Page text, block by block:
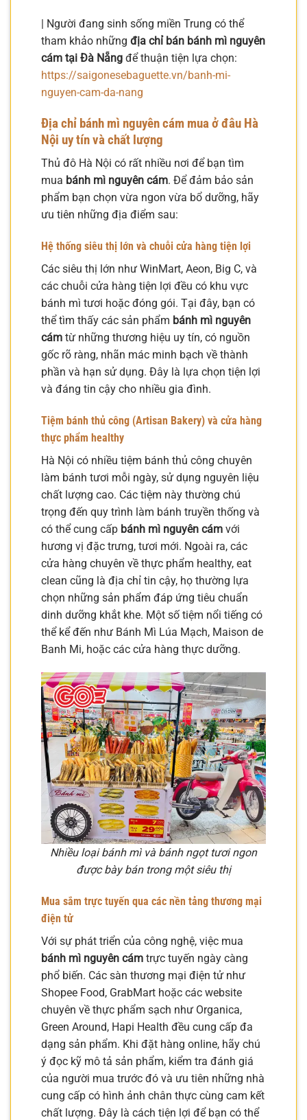
| Người đang sinh sống miền Trung có thể
tham khảo những địa chỉ bán bánh mì nguyên
cám tại Đà Nẵng để thuận tiện lựa chọn:
https://saigonesebaguette.vn/banh-mi-
nguyen-cam-da-nang
Địa chỉ bánh mì nguyên cám mua ở đâu Hà
Nội uy tín và chất lượng
Thủ đô Hà Nội có rất nhiều nơi để bạn tìm
mua bánh mì nguyên cám. Để đảm bảo sản
phẩm bạn chọn vừa ngon vừa bổ dưỡng, hãy
ưu tiên những địa điểm sau:
Hệ thống siêu thị lớn và chuỗi cửa hàng tiện lợi
Các siêu thị lớn như WinMart, Aeon, Big C, và
các chuỗi cửa hàng tiện lợi đều có khu vực
bánh mì tươi hoặc đóng gói. Tại đây, bạn có
thể tìm thấy các sản phẩm bánh mì nguyên
cám từ những thương hiệu uy tín, có nguồn
gốc rõ ràng, nhãn mác minh bạch về thành
phần và hạn sử dụng. Đây là lựa chọn tiện lợi
và đáng tin cậy cho nhiều gia đình.
Tiệm bánh thủ công (Artisan Bakery) và cửa hàng
thực phẩm healthy
Hà Nội có nhiều tiệm bánh thủ công chuyên
làm bánh tươi mỗi ngày, sử dụng nguyên liệu
chất lượng cao. Các tiệm này thường chú
trọng đến quy trình làm bánh truyền thống và
có thể cung cấp bánh mì nguyên cám với
hương vị đặc trưng, tươi mới. Ngoài ra, các
cửa hàng chuyên về thực phẩm healthy, eat
clean cũng là địa chỉ tin cậy, họ thường lựa
chọn những sản phẩm đáp ứng tiêu chuẩn
dinh dưỡng khắt khe. Một số tiệm nổi tiếng có
thể kể đến như Bánh Mì Lúa Mạch, Maison de
Banh Mi, hoặc các cửa hàng thực dưỡng.
Nhiều loại bánh mì và bánh ngọt tươi ngon
được bày bán trong một siêu thị
Mua sắm trực tuyến qua các nền tảng thương mại
điện tử
Với sự phát triển của công nghệ, việc mua
bánh mì nguyên cám trực tuyến ngày càng
phổ biến. Các sàn thương mại điện tử như
Shopee Food, GrabMart hoặc các website
chuyên về thực phẩm sạch như Organica,
Green Around, Hapi Health đều cung cấp đa
dạng sản phẩm. Khi đặt hàng online, hãy chú
ý đọc kỹ mô tả sản phẩm, kiểm tra đánh giá
của người mua trước đó và ưu tiên những nhà
cung cấp có hình ảnh chân thực cùng cam kết
chất lượng. Đây là cách tiện lợi để bạn có thể